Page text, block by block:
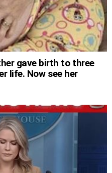
gave birth to three
life. Now see her